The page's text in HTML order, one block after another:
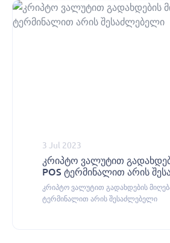
კრიპტო ვალუტით
POS ტერმინალით არის
კრიპტო ვალუტით გადახდების
ტერმინალით არის შესაძლებელი
3 Jul 2023